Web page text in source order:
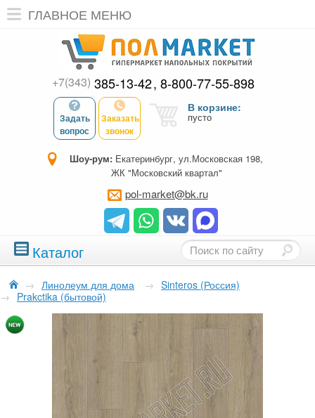
ГЛАВНОЕ МЕНЮ
+7(343) 385-13-42 8-800-77-55-898
Задать
вопрос
Заказать
звонок
В корзине:
пусто
Шоу-рум: Екатеринбург, ул.Московская 198,
ЖК "Московский квартал"
pol-market@bk.ru
Каталог
→ Линолеум для дома → Sinteros (Россия)
→ Prakctika (бытовой)